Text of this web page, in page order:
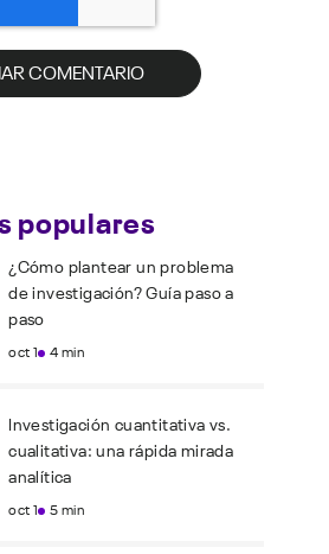
populares
¿Cómo plantear un problema
de investigación? Guía paso a
paso
oct 1 4 min
Investigación cuantitativa vs.
cualitativa: una rápida mirada
analítica
oct 1 5 min